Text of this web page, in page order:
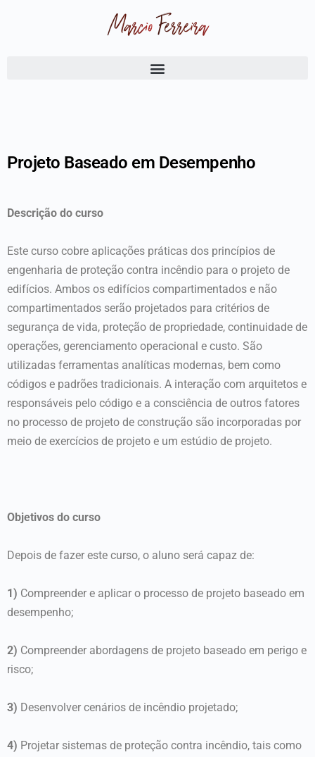
Projeto Baseado em Desempenho
Descrição do curso
Este curso cobre aplicações práticas dos princípios de
engenharia de proteção contra incêndio para o projeto de
edifícios. Ambos os edifícios compartimentados e não
compartimentados serão projetados para critérios de
segurança de vida, proteção de propriedade, continuidade de
operações, gerenciamento operacional e custo. São
utilizadas ferramentas analíticas modernas, bem como
códigos e padrões tradicionais. A interação com arquitetos e
responsáveis pelo código e a consciência de outros fatores
no processo de projeto de construção são incorporadas por
meio de exercícios de projeto e um estúdio de projeto.
Objetivos do curso
Depois de fazer este curso, o aluno será capaz de:
1) Compreender e aplicar o processo de projeto baseado em
desempenho;
2) Compreender abordagens de projeto baseado em perigo e
risco;
3) Desenvolver cenários de incêndio projetado;
4) Projetar sistemas de proteção contra incêndio, tais como